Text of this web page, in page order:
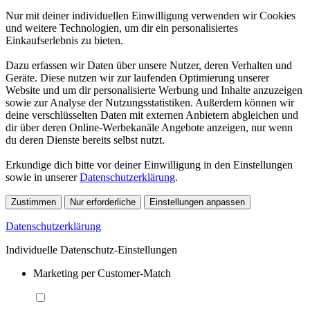
Nur mit deiner individuellen Einwilligung verwenden wir Cookies
und weitere Technologien, um dir ein personalisiertes
Einkaufserlebnis zu bieten.
Dazu erfassen wir Daten über unsere Nutzer, deren Verhalten und
Geräte. Diese nutzen wir zur laufenden Optimierung unserer
Website und um dir personalisierte Werbung und Inhalte anzuzeigen
sowie zur Analyse der Nutzungsstatistiken. Außerdem können wir
deine verschlüsselten Daten mit externen Anbietern abgleichen und
dir über deren Online-Werbekanäle Angebote anzeigen, nur wenn
du deren Dienste bereits selbst nutzt.
Erkundige dich bitte vor deiner Einwilligung in den Einstellungen
sowie in unsererDatenschutzerklärung.
Zustimmen Nur erforderliche Einstellungen anpassen
Datenschutzerklärung
Individuelle Datenschutz-Einstellungen
Marketing per Customer-Match